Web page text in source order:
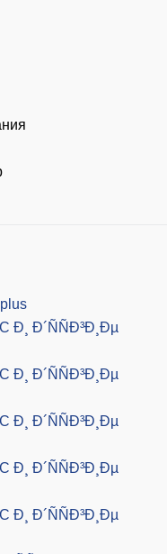
Ð¸ Ð´ÑÑÐ³Ð¸Ðµ
Ð¸ Ð´ÑÑÐ³Ð¸Ðµ
Ð¸ Ð´ÑÑÐ³Ð¸Ðµ
Ð¸ Ð´ÑÑÐ³Ð¸Ðµ
Ð¸ Ð´ÑÑÐ³Ð¸Ðµ